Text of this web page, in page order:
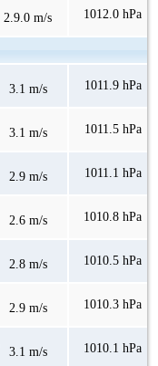
2.9.0 m/s 1012.0 hPa
3.1 m/s 1011.9 hPa
3.1 m/s 1011.5 hPa
2.9 m/s 1011.1 hPa
2.6 m/s 1010.8 hPa
2.8 m/s 1010.5 hPa
2.9 m/s 1010.3 hPa
3.1 m/s 1010.1 hPa